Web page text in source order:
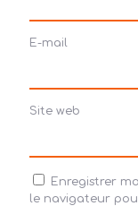
E-mail
Site web
Enregistrer
le navigateur